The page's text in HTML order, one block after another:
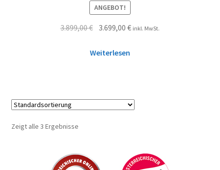
ANGEBOT!
3.899,00€ 3.699,00€ inkl. MwSt.
Weiterlesen
Zeigt alle 3 Ergebnisse